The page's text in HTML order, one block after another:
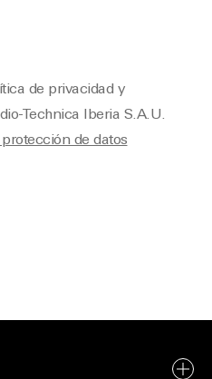
de privacidad y
Technica Iberia S.A.U.
de datos